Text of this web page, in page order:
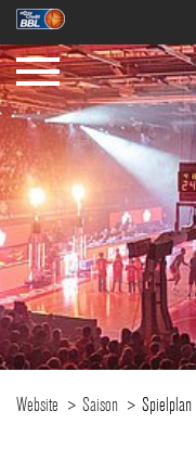
SAISON
TICKETS
NEWS
Website Saison Spielplan